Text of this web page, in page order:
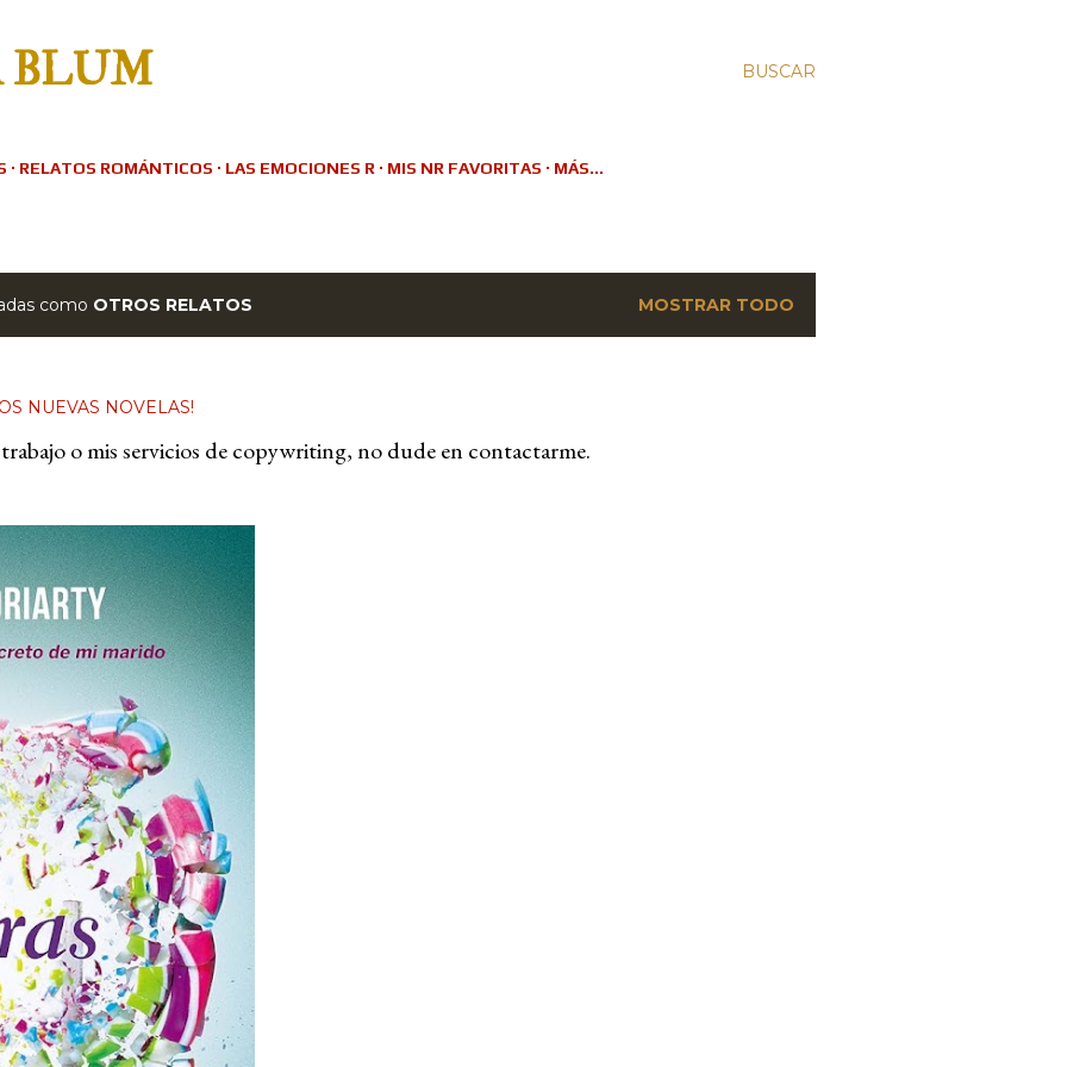
BUSCAR
BLUM
RELATOS ROMÁNTICOS LAS EMOCIONES R MIS NR FAVORITAS MÁS…
como OTROS RELATOS MOSTRAR TODO
NUEVAS NOVELAS!
o mis servicios de copywriting, no dude en contactarme.